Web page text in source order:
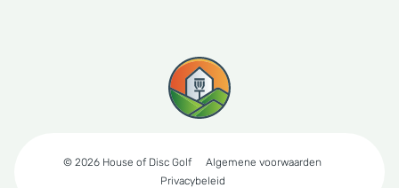
© 2026 House of Disc Golf
Algemene voorwaarden
Privacybeleid